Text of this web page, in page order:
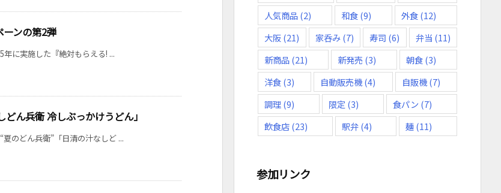
ンの第2弾
に実施した『絶対もらえる! ...
どん兵衛 冷しぶっかけうどん」
のどん兵衛”「日清の汁なしど ...
人気商品(2) 和食(9) 外食(12)
大阪(21) 家呑み(7) 寿司 (6) 弁当 (11)
新商品(21) 新発売 (3) 朝食(3)
洋食(3) 自動販売機(4) 自販機(7)
調理(9) 限定 (3) 食パン (7)
飲食店(23) 駅弁(4) 麺(11)
参加リンク